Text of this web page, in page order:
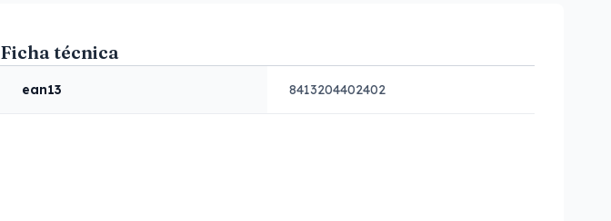
Ficha técnica
ean13 8413204402402